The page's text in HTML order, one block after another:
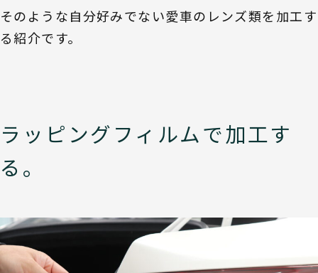
そのような自分好みでない愛車のレンズ類を加工す
る紹介です。
ラッピングフィルムで加工す
る。